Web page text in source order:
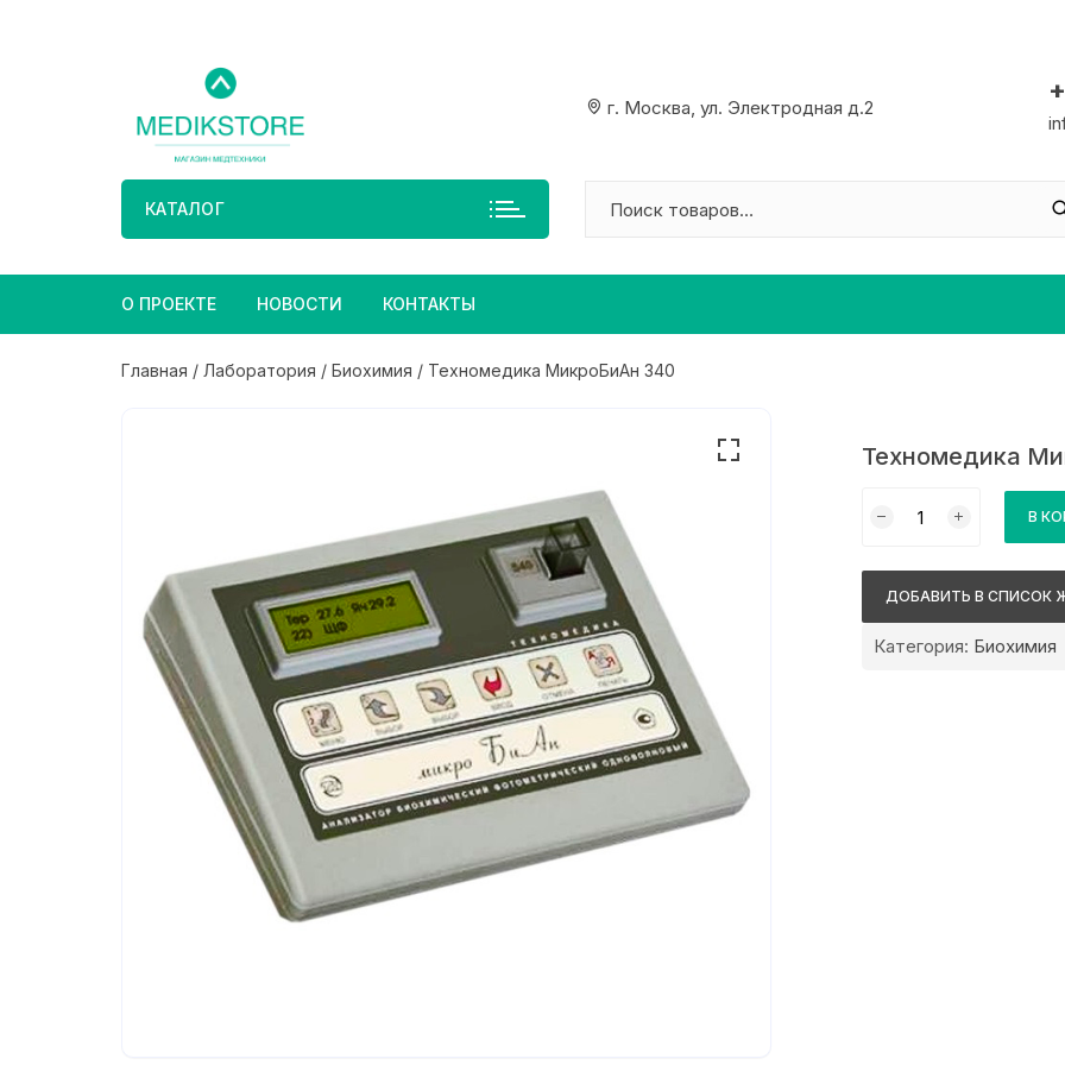
г. Москва, ул. Электродная д.2
КАТАЛОГ
О ПРОЕКТЕ НОВОСТИ КОНТАКТЫ
Главная / Лаборатория / Биохимия / Техномедика МикроБиАн 340
Техномедика
товара
МикроБиАн
В
ДОБАВИТЬ В СПИСОК
Категория: Биохимия